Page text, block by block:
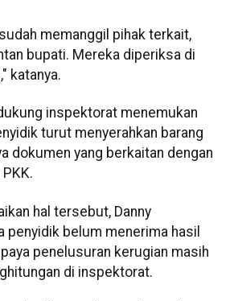
memanggil pihak terkait,
bupati. Mereka diperiksa di
katanya.
inspektorat menemukan
turut menyerahkan barang
dokumen yang berkaitan dengan
hal tersebut, Danny
penyidik belum menerima hasil
penelusuran kerugian masih
di inspektorat.